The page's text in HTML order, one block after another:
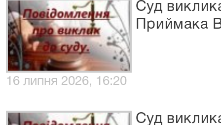
Суд
Приймака
16 липня 2026, 16:20
Суд